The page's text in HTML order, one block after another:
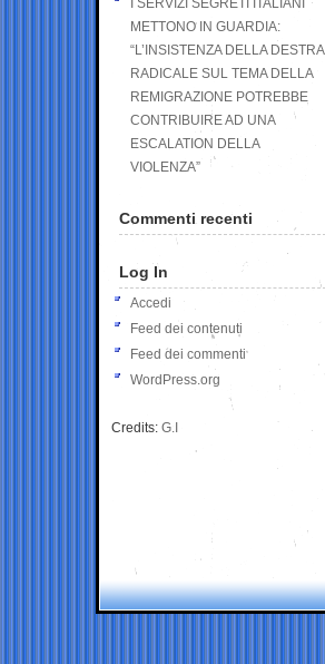
I SERVIZI SEGRETI ITALIANI
METTONO IN GUARDIA:
“L’INSISTENZA DELLA DESTRA
RADICALE SUL TEMA DELLA
REMIGRAZIONE POTREBBE
CONTRIBUIRE AD UNA
ESCALATION DELLA
VIOLENZA”
Commenti recenti
Log In
Accedi
Feed dei contenuti
Feed dei commenti
WordPress.org
Credits: G.I